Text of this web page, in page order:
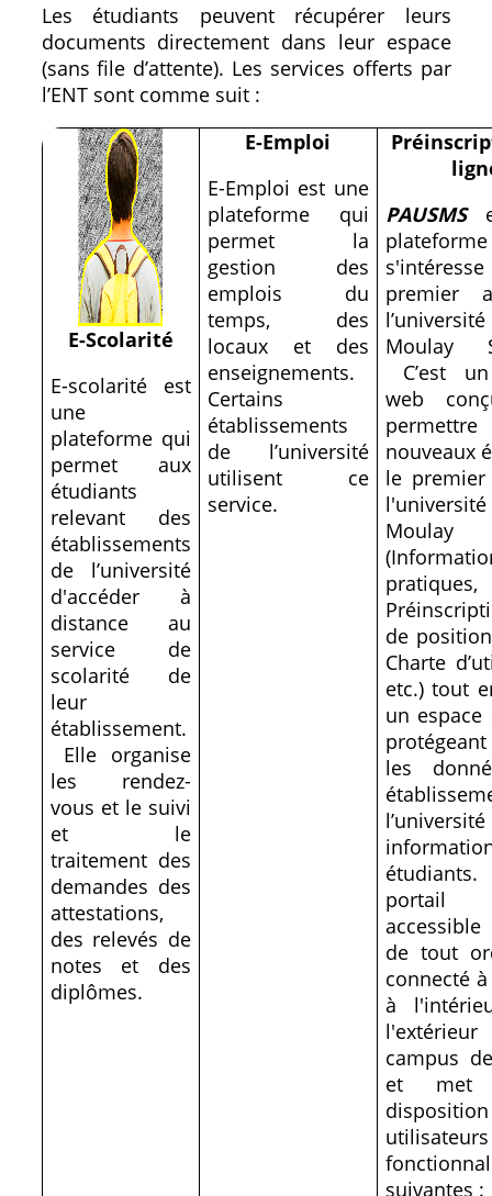
Les étudiants peuvent récupérer leurs
documents directement dans leur espace
(sans file d’attente). Les services offerts par
l’ENT sont comme suit :
E-Scolarité
E-scolarité est
une
plateforme qui
permet aux
étudiants
relevant des
établissements
de l’université
d'accéder à
distance au
service de
scolarité de
leur
établissement.
Elle organise
les rendez-
vous et le suivi
et le
traitement des
demandes des
attestations,
des relevés de
notes et des
diplômes.
E-Emploi
E-Emploi est une
plateforme qui
permet la
gestion des
emplois du
temps, des
locaux et des
enseignements.
Certains
établissements
de l’université
utilisent ce
service.
PAUSMS
premier
Moulay
C’est
web
nouveaux
le premier
Moulay
pratiques,
de
Charte
etc.) tout
un espace
les
de tout
connecté
à
campus
et
suivantes :